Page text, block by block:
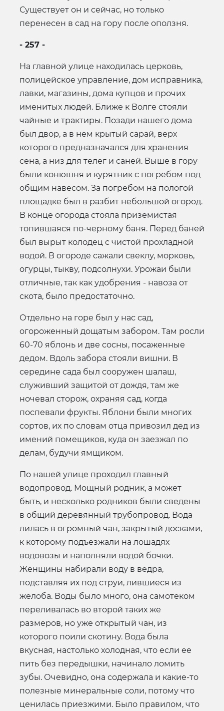
Существует он и сейчас, но только
перенесен в сад на гору после оползня.
- 257 -
На главной улице находилась церковь,
полицейское управление, дом исправника,
лавки, магазины, дома купцов и прочих
именитых людей. Ближе к Волге стояли
чайные и трактиры. Позади нашего дома
был двор, а в нем крытый сарай, верх
которого предназначался для хранения
сена, а низ для телег и саней. Выше в гору
были конюшня и курятник с погребом под
общим навесом. За погребом на пологой
площадке был в разбит небольшой огород.
В конце огорода стояла приземистая
топившаяся по-черному баня. Перед баней
был вырыт колодец с чистой прохладной
водой. В огороде сажали свеклу, морковь,
огурцы, тыкву, подсолнухи. Урожаи были
отличные, так как удобрения - навоза от
скота, было предостаточно.
Отдельно на горе был у нас сад,
огороженный дощатым забором. Там росли
60-70 яблонь и две сосны, посаженные
дедом. Вдоль забора стояли вишни. В
середине сада был сооружен шалаш,
служивший защитой от дождя, там же
ночевал сторож, охраняя сад, когда
поспевали фрукты. Яблони были многих
сортов, их по словам отца привозил дед из
имений помещиков, куда он заезжал по
делам, будучи ямщиком.
По нашей улице проходил главный
водопровод. Мощный родник, а может
быть, и несколько родников были сведены
в общий деревянный трубопровод. Вода
лилась в огромный чан, закрытый досками,
к которому подъезжали на лошадях
водовозы и наполняли водой бочки.
Женщины набирали воду в ведра,
подставляя их под струи, лившиеся из
желоба. Воды было много, она самотеком
переливалась во второй таких же
размеров, но уже открытый чан, из
которого поили скотину. Вода была
вкусная, настолько холодная, что если ее
пить без передышки, начинало ломить
зубы. Очевидно, она содержала и какие-то
полезные минеральные соли, потому что
ценилась приезжими. Было правилом, что